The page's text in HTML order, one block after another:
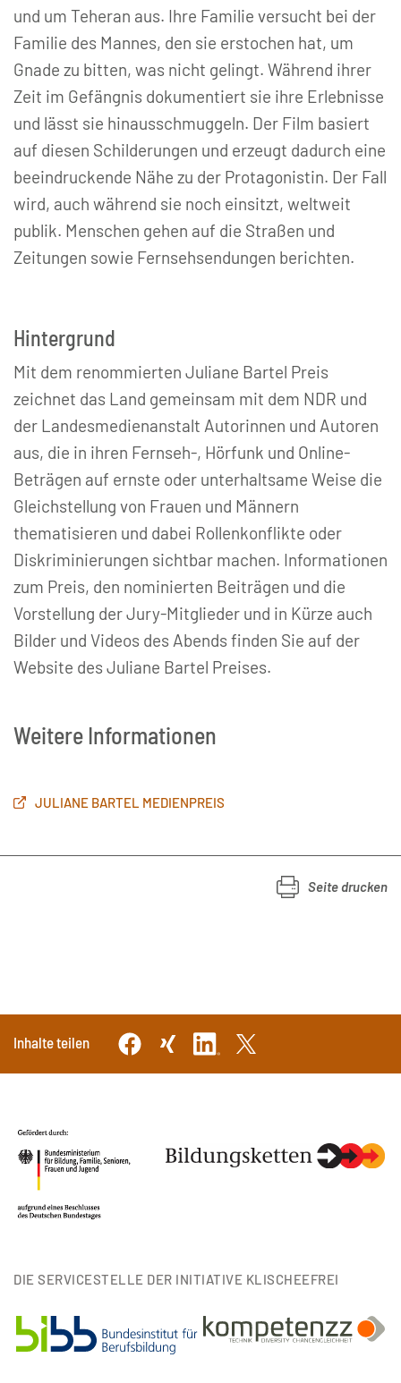
und um Teheran aus. Ihre Familie versucht bei der
Familie des Mannes, den sie erstochen hat, um
Gnade zu bitten, was nicht gelingt. Während ihrer
Zeit im Gefängnis dokumentiert sie ihre Erlebnisse
und lässt sie hinausschmuggeln. Der Film basiert
auf diesen Schilderungen und erzeugt dadurch eine
beeindruckende Nähe zu der Protagonistin. Der Fall
wird, auch während sie noch einsitzt, weltweit
publik. Menschen gehen auf die Straßen und
Zeitungen sowie Fernsehsendungen berichten.
Hintergrund
Mit dem renommierten Juliane Bartel Preis
zeichnet das Land gemeinsam mit dem NDR und
der Landesmedienanstalt Autorinnen und Autoren
aus, die in ihren Fernseh-, Hörfunk und Online-
Beträgen auf ernste oder unterhaltsame Weise die
Gleichstellung von Frauen und Männern
thematisieren und dabei Rollenkonflikte oder
Diskriminierungen sichtbar machen. Informationen
zum Preis, den nominierten Beiträgen und die
Vorstellung der Jury-Mitglieder und in Kürze auch
Bilder und Videos des Abends finden Sie auf der
Website des Juliane Bartel Preises.
Weitere Informationen
JULIANE BARTEL MEDIENPREIS
Seite drucken
Inhalte teilen
DIE SERVICESTELLE DER INITIATIVE KLISCHEEFREI